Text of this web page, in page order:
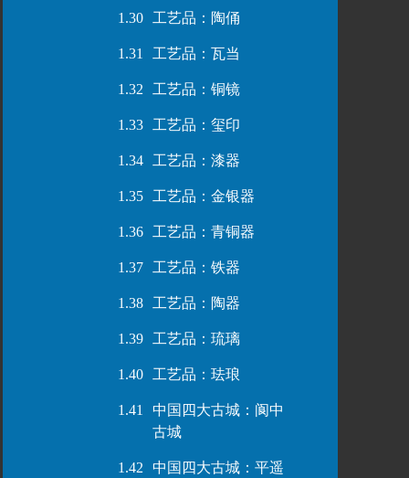
1.30 工艺品：陶俑
1.31 工艺品：瓦当
1.32 工艺品：铜镜
1.33 工艺品：玺印
1.34 工艺品：漆器
1.35 工艺品：金银器
1.36 工艺品：青铜器
1.37 工艺品：铁器
1.38 工艺品：陶器
1.39 工艺品：琉璃
1.40 工艺品：珐琅
1.41
中国四大古城：阆中
古城
1.42
中国四大古城：平遥